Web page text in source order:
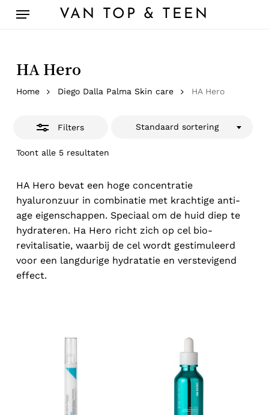
VAN TOP & TEEN
Menu
HA Hero
Home Diego Dalla Palma Skin care HA Hero
Filters
Toont alle 5 resultaten
Standaard sortering
HA Hero bevat een hoge concentratie
hyaluronzuur in combinatie met krachtige anti-
age eigenschappen. Speciaal om de huid diep te
hydrateren. Ha Hero richt zich op cel bio-
revitalisatie, waarbij de cel wordt gestimuleerd
voor een langdurige hydratatie en verstevigend
effect.